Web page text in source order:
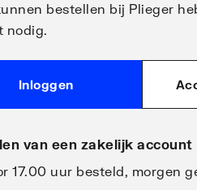
bestellen bij Plieger
nodig.
Inloggen
van een zakelijk account
17.00 uur besteld, morgen